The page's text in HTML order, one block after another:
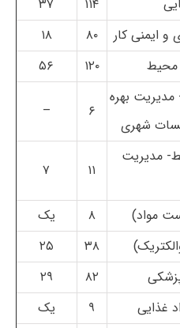
۱۱۴
۳۷
ایمنی کار ۸۰
۱۸
محیط ۱۲۰ ۵۶
بهره
شهری
۶ –
مدیریت
۱۱ ۷
مواد) ۸
یک
۳۸
۲۵
۸۲
۲۹
غذایی ۹
یک